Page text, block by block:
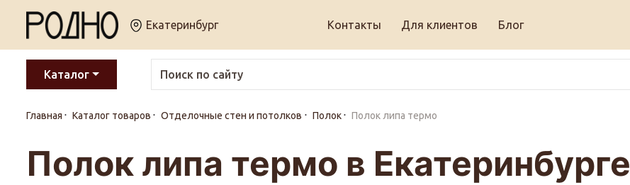
Екатеринбург Контакты Для клиентов Блог
Каталог
Главная Каталог товаров Отделочные стен и потолков Полок Полок липа термо
Полок липа термо в Екатеринбурге